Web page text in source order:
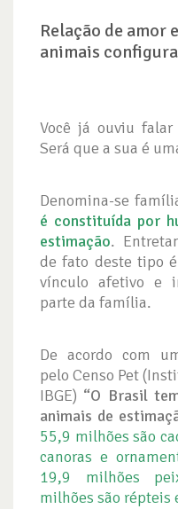
Relação de amor
animais
Você já ouviu
Será que a sua é
Denomina-se
é constituída por
estimação.
de fato deste tipo
vínculo afetivo e
parte da família.
De acordo com
pelo Censo Pet
IBGE) “O Brasil
animais de
55,9 milhões são
canoras e
19,9 milhões
milhões são répteis